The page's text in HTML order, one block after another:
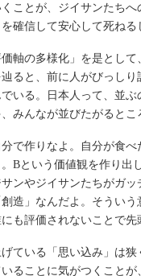
ことが、ジイサンたち
確信して安心して死ねる
軸の多様化」を是とし
ると、前に人がびっし
いる。日本人って、並
みんなが並びたがると
で作りなよ。自分が食
Bという価値観を作り出
ンやジイサンたちがガ
造」なんだよ。そうい
も評価されないことで
ている「思い込み」は
ることに気がつくこと